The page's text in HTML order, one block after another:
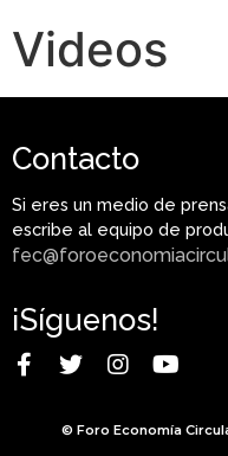
Videos
Contacto
Si eres un medio de
escribe al equipo de
¡Síguenos!
© Foro Economía